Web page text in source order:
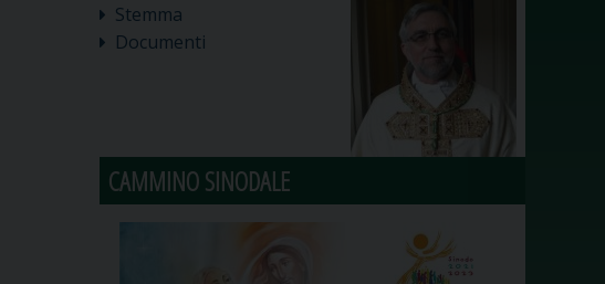
Stemma
Documenti
CAMMINO SINODALE